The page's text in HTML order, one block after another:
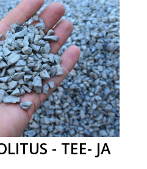
- TEE- JA